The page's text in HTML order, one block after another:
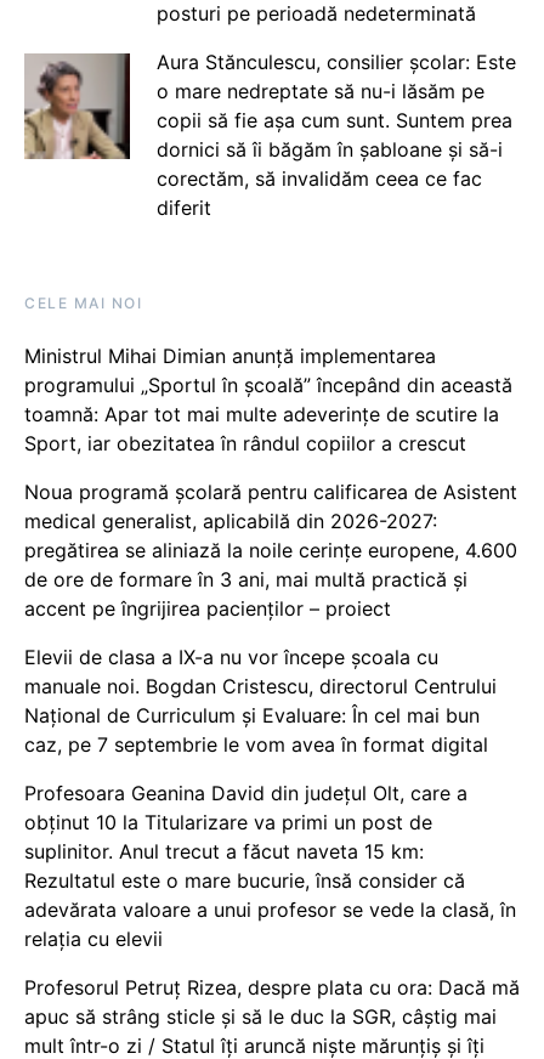
posturi pe perioadă nedeterminată
Aura Stănculescu, consilier școlar: Este
o mare nedreptate să nu-i lăsăm pe
copii să fie așa cum sunt. Suntem prea
dornici să îi băgăm în șabloane și să-i
corectăm, să invalidăm ceea ce fac
diferit
CELE MAI NOI
Ministrul Mihai Dimian anunță implementarea
programului „Sportul în școală” începând din această
toamnă: Apar tot mai multe adeverințe de scutire la
Sport, iar obezitatea în rândul copiilor a crescut
Noua programă școlară pentru calificarea de Asistent
medical generalist, aplicabilă din 2026-2027:
pregătirea se aliniază la noile cerințe europene, 4.600
de ore de formare în 3 ani, mai multă practică și
accent pe îngrijirea pacienților – proiect
Elevii de clasa a IX-a nu vor începe școala cu
manuale noi. Bogdan Cristescu, directorul Centrului
Național de Curriculum și Evaluare: În cel mai bun
caz, pe 7 septembrie le vom avea în format digital
Profesoara Geanina David din județul Olt, care a
obținut 10 la Titularizare va primi un post de
suplinitor. Anul trecut a făcut naveta 15 km:
Rezultatul este o mare bucurie, însă consider că
adevărata valoare a unui profesor se vede la clasă, în
relația cu elevii
Profesorul Petruț Rizea, despre plata cu ora: Dacă mă
apuc să strâng sticle și să le duc la SGR, câștig mai
mult într-o zi / Statul îți aruncă niște mărunțiș și îți